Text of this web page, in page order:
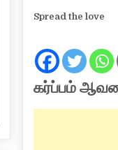
Spread the love
கர்ப்பம்